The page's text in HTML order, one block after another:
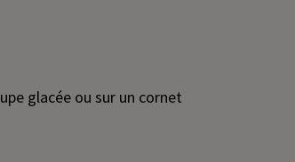
glacée ou sur un cornet